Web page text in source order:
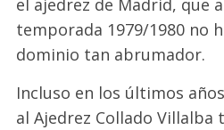
temporada 1979/1980 no
dominio tan abrumador.
Incluso en los últimos
al Ajedrez Collado Villalba